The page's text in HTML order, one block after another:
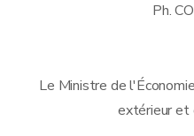
Ph.
Le Ministre de
extérieur et